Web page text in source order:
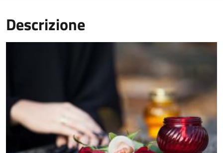
Descrizione